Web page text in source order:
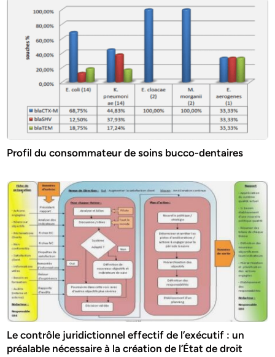
Profil du consommateur de soins bucco-dentaires
Le contrôle juridictionnel effectif de l’exécutif : un
préalable nécessaire à la création de l’État de droit